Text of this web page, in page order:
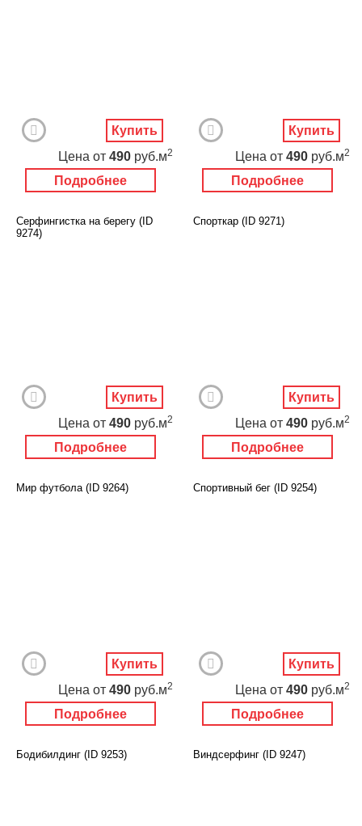
Подробнее
Цена от 490 руб.м2
Купить
Подробнее
Цена от 490 руб.м2
Купить
Серфингистка на берегу (ID
9274)
Подробнее
Цена от 490 руб.м2
Купить
Спорткар (ID 9271)
Подробнее
Цена от 490 руб.м2
Купить
Мир футбола (ID 9264)
Подробнее
Цена от 490 руб.м2
Купить
Спортивный бег (ID 9254)
Подробнее
Цена от 490 руб.м2
Купить
Бодибилдинг (ID 9253) Виндсерфинг (ID 9247)